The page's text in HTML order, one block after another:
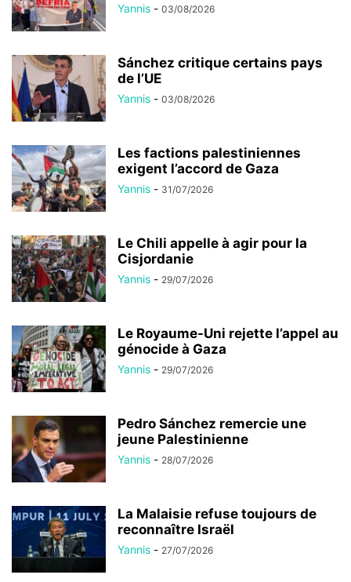
Yannis - 03/08/2026
Sánchez critique certains pays
de l’UE
Yannis - 03/08/2026
Les factions palestiniennes
exigent l’accord de Gaza
Yannis - 31/07/2026
Le Chili appelle à agir pour la
Cisjordanie
Yannis - 29/07/2026
Le Royaume-Uni rejette l’appel au
génocide à Gaza
Yannis - 29/07/2026
Pedro Sánchez remercie une
jeune Palestinienne
Yannis - 28/07/2026
La Malaisie refuse toujours de
reconnaître Israël
Yannis - 27/07/2026